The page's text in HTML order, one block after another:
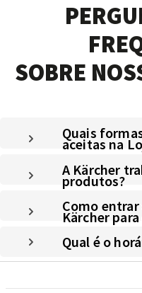
SOBRE
Quais
aceitas na
A Kärcher
produtos?
Como
Kärcher
Qual é o